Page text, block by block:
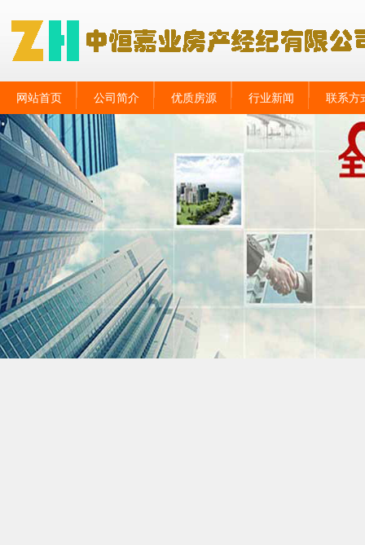
网站首页 公司简介 优质房源 行业新闻 联系方